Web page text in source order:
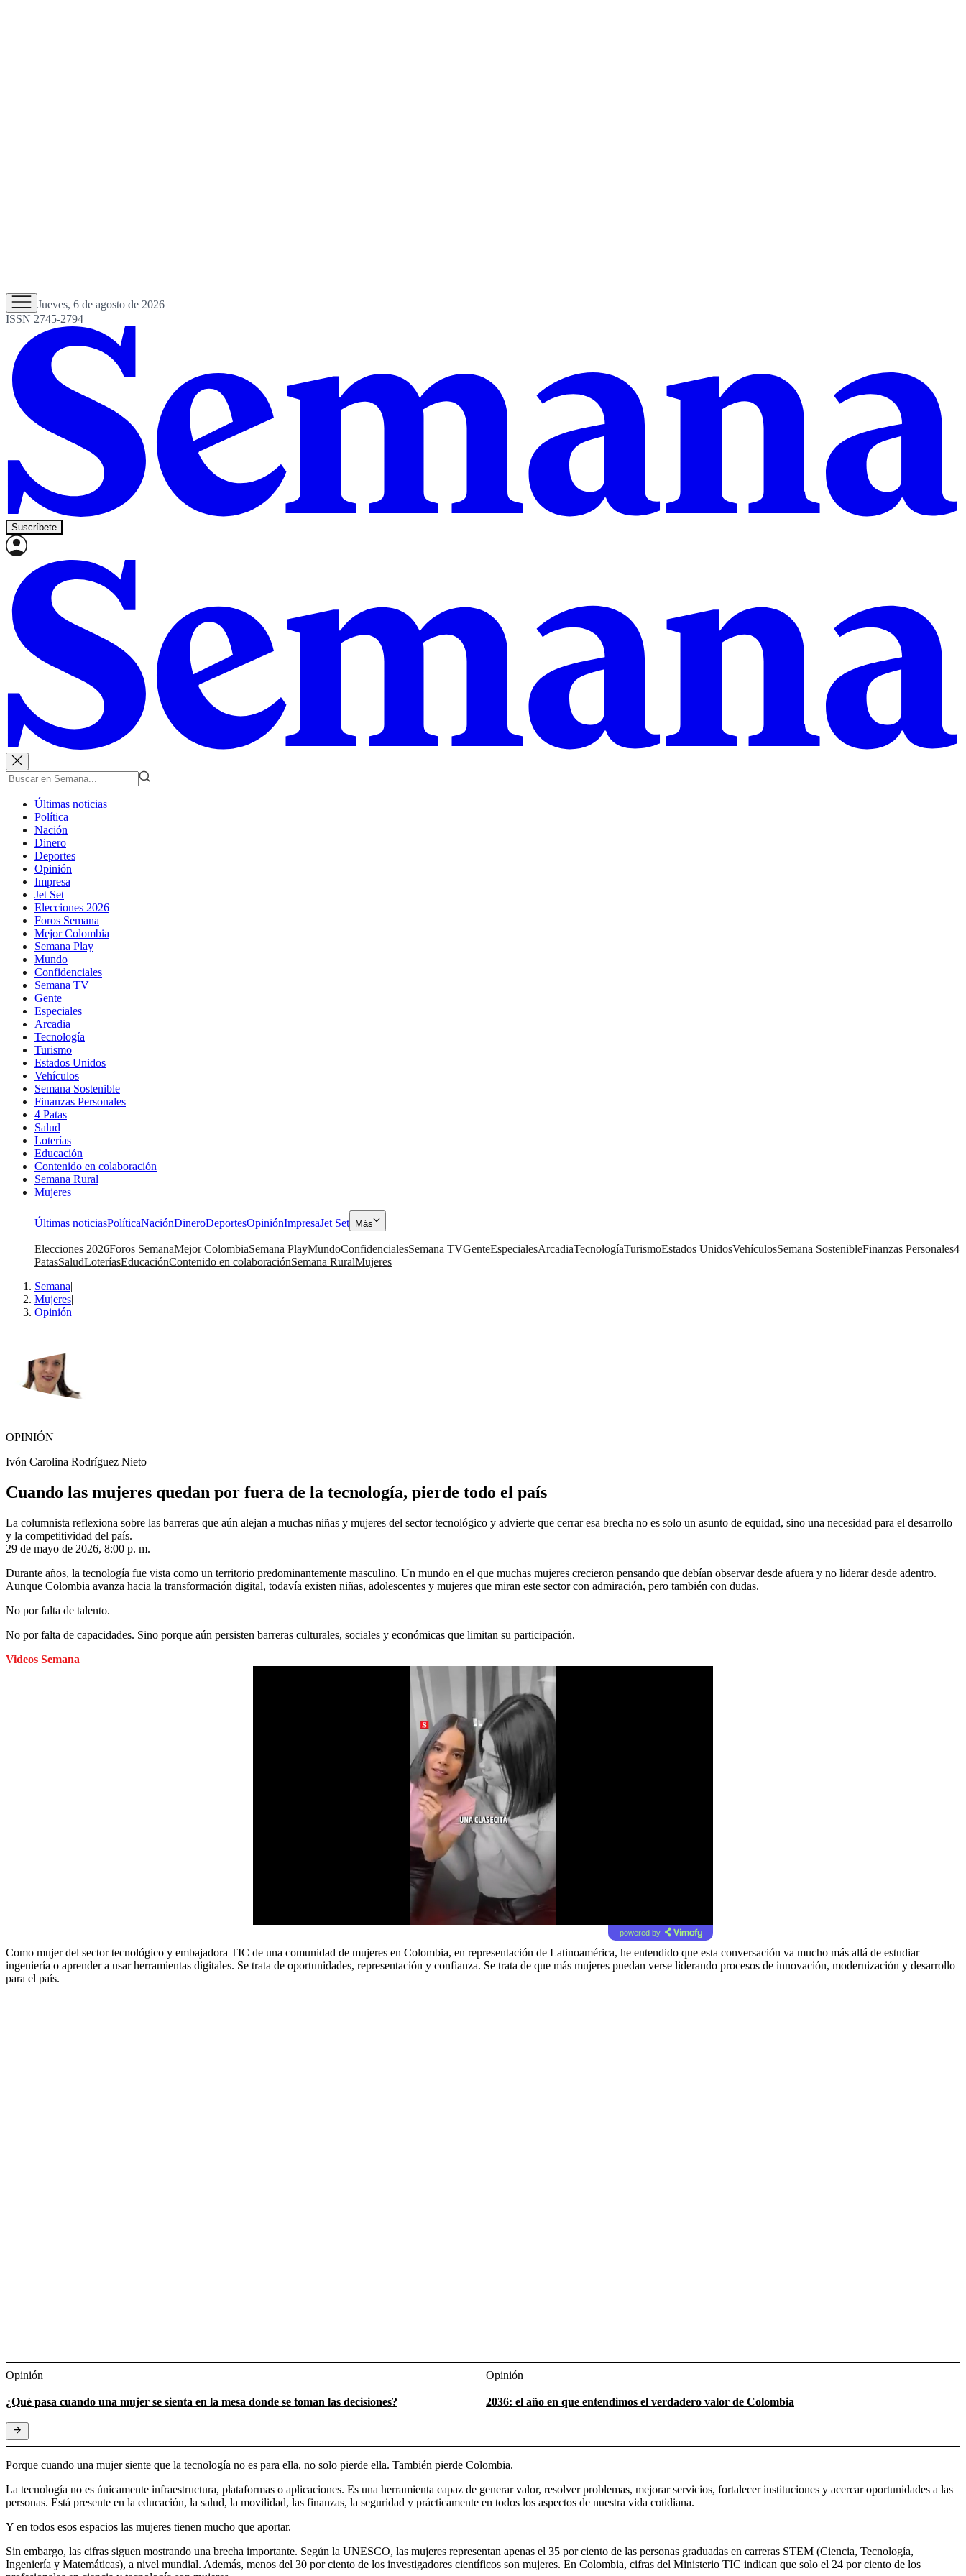
Jueves, 6 de agosto de 2026
ISSN 2745-2794
Suscríbete
Últimas noticias
Política
Nación
Dinero
Deportes
Opinión
Impresa
Jet Set
Elecciones 2026
Foros Semana
Mejor Colombia
Semana Play
Mundo
Confidenciales
Semana TV
Gente
Especiales
Arcadia
Tecnología
Turismo
Estados Unidos
Vehículos
Semana Sostenible
Finanzas Personales
4 Patas
Salud
Loterías
Educación
Contenido en colaboración
Semana Rural
Mujeres
Últimas noticiasPolíticaNaciónDineroDeportesOpiniónImpresaJet Set Más
Elecciones 2026Foros SemanaMejor ColombiaSemana PlayMundoConfidencialesSemana TVGenteEspecialesArcadiaTecnologíaTurismoEstados UnidosVehículosSemana SostenibleFinanzas Personales4
PatasSaludLoteríasEducaciónContenido en colaboraciónSemana RuralMujeres
Semana|
Mujeres|
Opinión
OPINIÓN
Ivón Carolina Rodríguez Nieto
Cuando las mujeres quedan por fuera de la tecnología, pierde todo el país
La columnista reflexiona sobre las barreras que aún alejan a muchas niñas y mujeres del sector tecnológico y advierte que cerrar esa brecha no es solo un asunto de equidad, sino una necesidad para el desarrollo
y la competitividad del país.
29 de mayo de 2026, 8:00 p. m.
Durante años, la tecnología fue vista como un territorio predominantemente masculino. Un mundo en el que muchas mujeres crecieron pensando que debían observar desde afuera y no liderar desde adentro.
Aunque Colombia avanza hacia la transformación digital, todavía existen niñas, adolescentes y mujeres que miran este sector con admiración, pero también con dudas.
No por falta de talento.
No por falta de capacidades. Sino porque aún persisten barreras culturales, sociales y económicas que limitan su participación.
Videos Semana
powered by
Como mujer del sector tecnológico y embajadora TIC de una comunidad de mujeres en Colombia, en representación de Latinoamérica, he entendido que esta conversación va mucho más allá de estudiar
ingeniería o aprender a usar herramientas digitales. Se trata de oportunidades, representación y confianza. Se trata de que más mujeres puedan verse liderando procesos de innovación, modernización y desarrollo
para el país.
Opinión
¿Qué pasa cuando una mujer se sienta en la mesa donde se toman las decisiones?
Opinión
2036: el año en que entendimos el verdadero valor de Colombia
Porque cuando una mujer siente que la tecnología no es para ella, no solo pierde ella. También pierde Colombia.
La tecnología no es únicamente infraestructura, plataformas o aplicaciones. Es una herramienta capaz de generar valor, resolver problemas, mejorar servicios, fortalecer instituciones y acercar oportunidades a las
personas. Está presente en la educación, la salud, la movilidad, las finanzas, la seguridad y prácticamente en todos los aspectos de nuestra vida cotidiana.
Y en todos esos espacios las mujeres tienen mucho que aportar.
Sin embargo, las cifras siguen mostrando una brecha importante. Según la UNESCO, las mujeres representan apenas el 35 por ciento de las personas graduadas en carreras STEM (Ciencia, Tecnología,
Ingeniería y Matemáticas), a nivel mundial. Además, menos del 30 por ciento de los investigadores científicos son mujeres. En Colombia, cifras del Ministerio TIC indican que solo el 24 por ciento de los